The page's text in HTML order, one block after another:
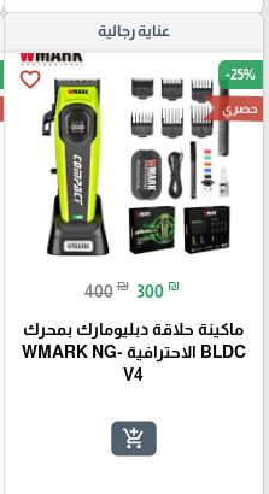
عناية رجالية
favorite_border -25%
حصري
400 ₪ 300 ₪
ماكينة حلاقة دبليومارك بمحرك
BLDC الاحترافية WMARK NG-
V4
add_shopping_cart